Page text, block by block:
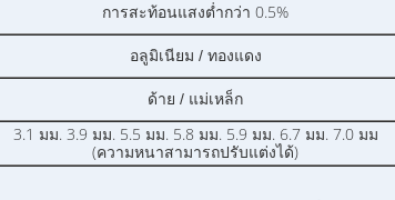
การสะท้อนแสงต่ำกว่า 0.5%
อลูมิเนียม / ทองแดง
ด้าย / แม่เหล็ก
3.1 มม. 3.9 มม. 5.5 มม. 5.8 มม. 5.9 มม. 6.7 มม. 7.0 มม
(ความหนาสามารถปรับแต่งได้)